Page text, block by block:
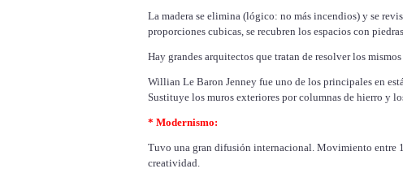
La madera se elimina (lógico: no más incendios) y se
proporciones cubicas, se recubren los espacios con
Hay grandes arquitectos que tratan de resolver los
Willian Le Baron Jenney fue uno de los principales en
Sustituye los muros exteriores por columnas de hierro y
* Modernismo:
Tuvo una gran difusión internacional. Movimiento entre
creatividad.